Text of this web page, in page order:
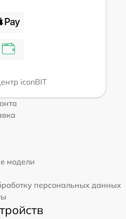
iconBIT
модели
персональных данных